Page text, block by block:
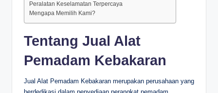
Peralatan Keselamatan Terpercaya
Mengapa Memilih Kami?
Tentang Jual Alat
Pemadam Kebakaran
Jual Alat Pemadam Kebakaran merupakan perusahaan yang